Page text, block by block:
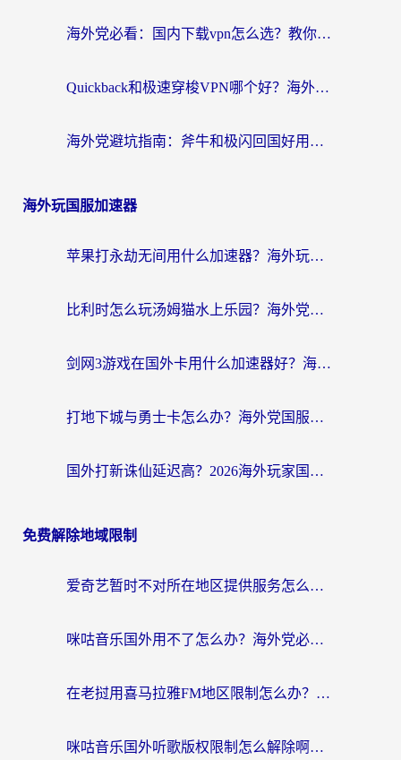
海外党必看：国内下载vpn怎么选？教你无缝访问国内资源的实用指南
Quickback和极速穿梭VPN哪个好？海外党亲测3招选对回国加速器，看这篇就够了
海外党避坑指南：斧牛和极闪回国好用吗？选对加速器才能无缝刷剧玩游戏
海外玩国服加速器
苹果打永劫无间用什么加速器？海外玩家亲测有效的国服游戏加速指南
比利时怎么玩汤姆猫水上乐园？海外党国服游戏加速终极指南（附无畏契约食之契约解决办法）
剑网3游戏在国外卡用什么加速器好？海外党亲测有效的国服游戏加速指南
打地下城与勇士卡怎么办？海外党国服游戏加速终极指南（附北美欧洲实测）
国外打新诛仙延迟高？2026海外玩家国服游戏加速器终极指南（附天龙八部闪耀暖暖实测）
免费解除地域限制
爱奇艺暂时不对所在地区提供服务怎么办？海外党亲测有效的追剧解决方案
咪咕音乐国外用不了怎么办？海外党必备的国内内容访问全攻略
在老挝用喜马拉雅FM地区限制怎么办？海外党亲测有效的回国加速方案
咪咕音乐国外听歌版权限制怎么解除啊？海外党亲测有效的回国加速方案